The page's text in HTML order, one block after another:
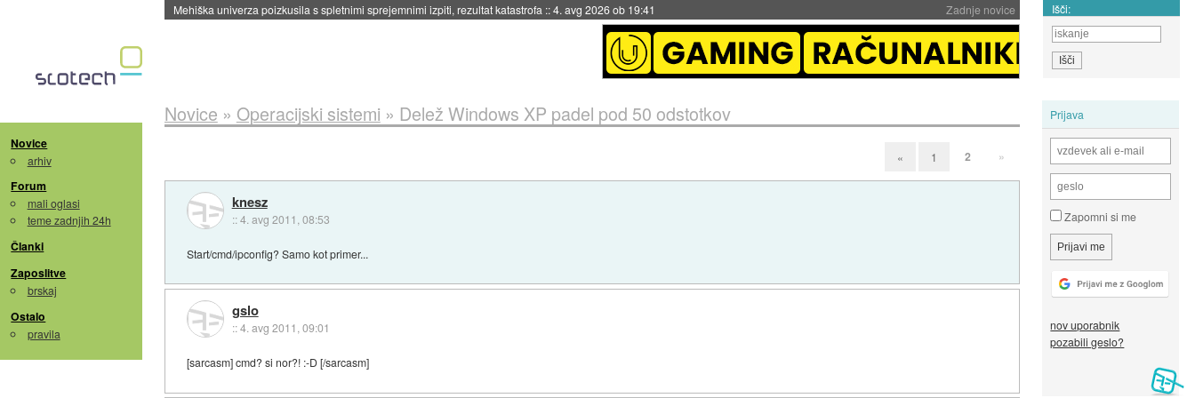
Zadnje novice
Evropska vesoljska agencija razvija svojo raketo za večkratno uporabo::4. avg 2026 ob 19:41 Išči:
Novice
arhiv
Forum
mali oglasi
teme zadnjih 24h
Članki
Zaposlitve
brskaj
Ostalo
pravila
Prijava
Zapomni si me
nov uporabnik
pozabili geslo?
Novice » Operacijski sistemi » Delež Windows XP padel pod 50 odstotkov
« 1 2 »
knesz
::4. avg 2011, 08:53
Start/cmd/ipconfig? Samo kot primer...
gslo
::4. avg 2011, 09:01
[sarcasm] cmd? si nor?! :-D [/sarcasm]